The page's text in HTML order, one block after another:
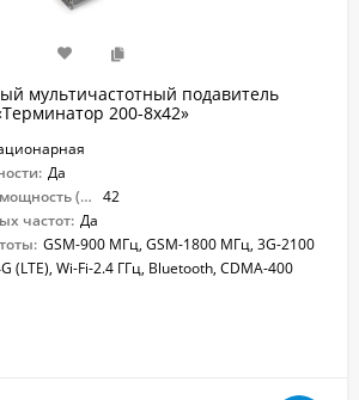
мультичастотный подавитель
200-8х42»
Да
Общая выходная мощность (Вт): 42
частот: Да
GSM-900 МГц, GSM-1800 МГц, 3G-2100
(LTE), Wi-Fi-2.4 ГГц, Bluetooth, CDMA-400